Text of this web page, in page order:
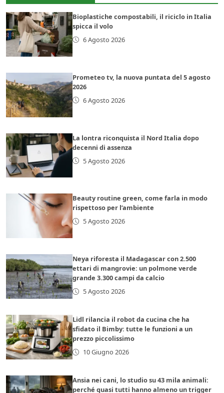
Bioplastiche compostabili, il riciclo in Italia
spicca il volo
6 Agosto 2026
Prometeo tv, la nuova puntata del 5 agosto
2026
6 Agosto 2026
La lontra riconquista il Nord Italia dopo
decenni di assenza
5 Agosto 2026
Beauty routine green, come farla in modo
rispettoso per l’ambiente
5 Agosto 2026
Neya riforesta il Madagascar con 2.500
ettari di mangrovie: un polmone verde
grande 3.300 campi da calcio
5 Agosto 2026
Lidl rilancia il robot da cucina che ha
sfidato il Bimby: tutte le funzioni a un
prezzo piccolissimo
10 Giugno 2026
Ansia nei cani, lo studio su 43 mila animali:
perché quasi tutti hanno almeno un trigger